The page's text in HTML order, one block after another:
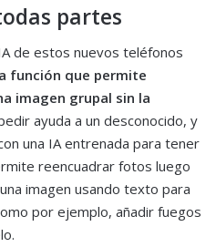
partes
de estos nuevos teléfonos
función que permite
imagen grupal sin la
ayuda a un desconocido, y
una IA entrenada para tener
reencuadrar fotos luego
imagen usando texto para
por ejemplo, añadir fuegos